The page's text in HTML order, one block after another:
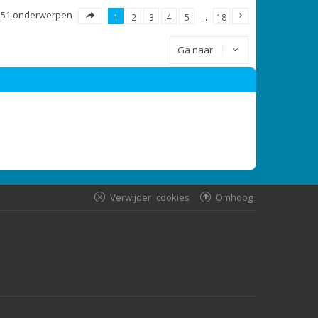
onderwerpen 1 2 3 4 5 … 18
Ga naar
Omhoog
Verwijder cookies